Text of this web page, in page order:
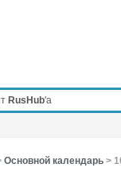
RusHub'а
Основной календарь>